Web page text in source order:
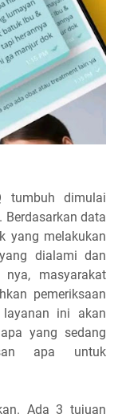
tumbuh dimulai
Berdasarkan data
yang melakukan
dialami dan
masyarakat
pemeriksaan
ini akan
yang sedang
apa untuk
Ada 3 tujuan